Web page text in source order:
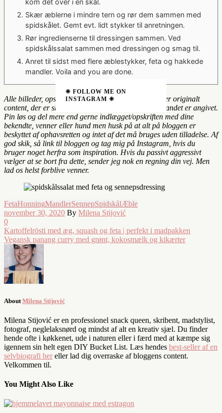
kom det over i en skål.
Skær æblerne i mindre tern og rør dem sammen med
spidskålet. Gemt evt. lidt stykker til anretningen.
Rør ingredienserne til dressingen sammen. Ved
spidskålssalat sammen med dressingen og smag til.
Anret til sidst med flere æblestykker, feta og hakkede
mandler. Voila and you are done.
Alle billeder, opskrifter og content på hjemmesiden er originalt
content, der er skabt af og tilhører mig, medmindre andet er angivet.
Pin løs og del mere end gerne indlægget/opskriften med dine
bekendte, venner eller hund men husk på at alt på bloggen er
beskyttet af ophavsretten og intet af det må bruges uden tilladelse. Af
god skik, så link til bloggen og tag mig på Instagram, hvis du
bruger noget herfra som inspiration. Hvis du passivt aggressivt
vælger at se bort fra dette, sender jeg nok en regning din vej. Men
lad os helst forblive venner.
FetaHonningMandlerSennepSpidskålÆble
november 30, 2020 By Milena Stijović
0
Kartoffelrösti med æg, squash og feta | perfekt i madpakken
Vegansk panang curry med grønt, kokosmælk og kikærter
About Milena Stijović
Milena Stijović er en professionel snack queen, skribent, madstylist,
fotograf, neglelaksnørd og mindst af alt en kreativ sjæl. Du finder
hende ofte i køkkenet, ude i naturen eller i færd med at kæmpe sig
igennem sin helt egen DIY Bucket List. Læs hendes best-seller af en
selvbiografi her eller lad dig overraske af bloggens content.
Velkommen til.
You Might Also Like
❈ FOLLOW ME ON
INSTAGRAM ❈